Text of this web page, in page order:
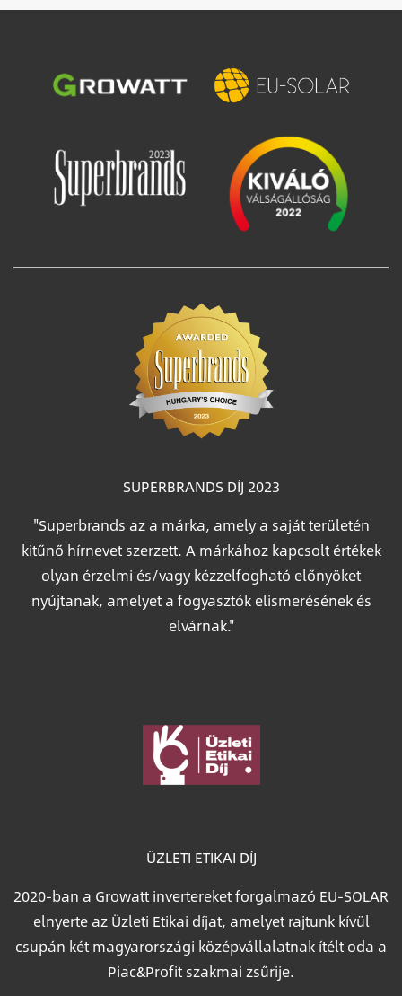
Image Image
SUPERBRANDS DÍJ 2023
"Superbrands az a márka, amely a saját területén
kitűnő hírnevet szerzett. A márkához kapcsolt értékek
olyan érzelmi és/vagy kézzelfogható előnyöket
nyújtanak, amelyet a fogyasztók elismerésének és
elvárnak."
ÜZLETI ETIKAI DÍJ
2020-ban a Growatt invertereket forgalmazó EU-SOLAR
elnyerte az Üzleti Etikai díjat, amelyet rajtunk kívül
csupán két magyarországi középvállalatnak ítélt oda a
Piac&Profit szakmai zsűrije.